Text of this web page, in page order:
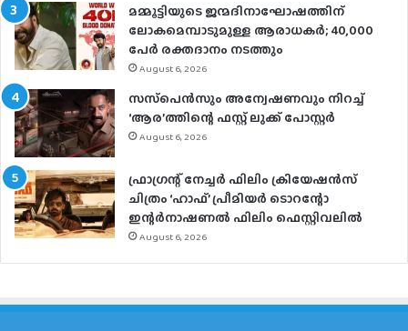
മമ്മൂട്ടിയുടെ ജന്മദിനാഘോഷത്തിന്
ലോകമെമ്പാടുമുള്ള ആരാധകര്‍; 40,000
പേര്‍ രക്തദാനം നടത്തും
August 6, 2026
സസ്‌പെന്‍സും അന്വേഷണവും നിറച്ച്
‘ആര’ത്തിന്റെ ഫസ്റ്റ് ലുക്ക് പോസ്റ്റര്‍
August 6, 2026
ഫ്രാഗ്രന്റ് നേച്ചര്‍ ഫിലിം ക്രിയേഷന്‍സ്
ചിത്രം ‘ഹാഫ്’ പ്രീമിയര്‍ ടൊറന്റോ
ഇന്റര്‍നാഷണല്‍ ഫിലിം ഫെസ്റ്റിവലില്‍
August 6, 2026